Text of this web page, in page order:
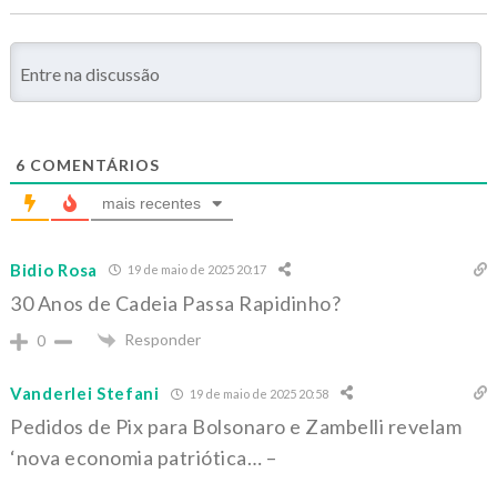
6 COMENTÁRIOS
mais recentes
Bidio Rosa 19 de maio de 2025 20:17
30 Anos de Cadeia Passa Rapidinho?
0 Responder
Vanderlei Stefani 19 de maio de 2025 20:58
Pedidos de Pix para Bolsonaro e Zambelli revelam
‘nova economia patriótica… –